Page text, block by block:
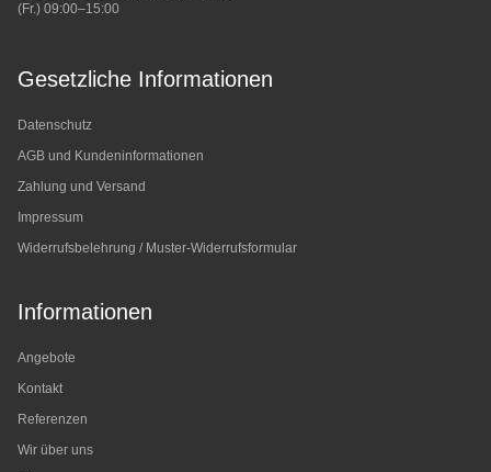
(Fr.) 09:00–15:00
Gesetzliche Informationen
Datenschutz
AGB und Kundeninformationen
Zahlung und Versand
Impressum
Widerrufsbelehrung / Muster-Widerrufsformular
Informationen
Angebote
Kontakt
Referenzen
Wir über uns